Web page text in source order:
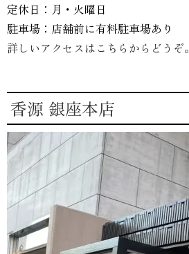
定休日：月・火曜日
駐車場：店舗前に有料駐車場あり
詳しいアクセスはこちらからどうぞ。
香源 銀座本店